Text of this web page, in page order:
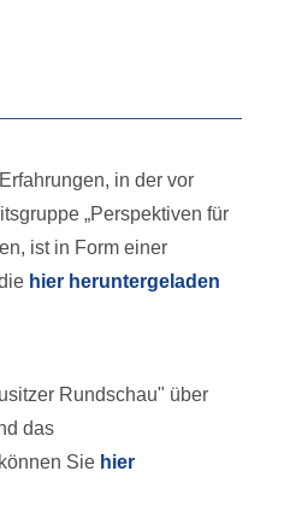
in der vor
„Perspektiven für
ist in Form einer
hier heruntergeladen
Rundschau" über
das
Sie hier